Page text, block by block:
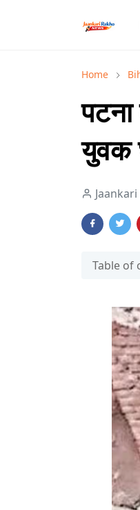
Home
युवक
Table of